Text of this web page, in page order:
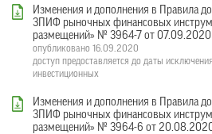
Изменения и дополнения в Правила
ЗПИФ рыночных финансовых
размещений» № 3964-7 от 07.09.2020
опубликовано 16.09.2020
доступ предоставляется до даты
инвестиционных
Изменения и дополнения в Правила
ЗПИФ рыночных финансовых
размещений» № 3964-6 от